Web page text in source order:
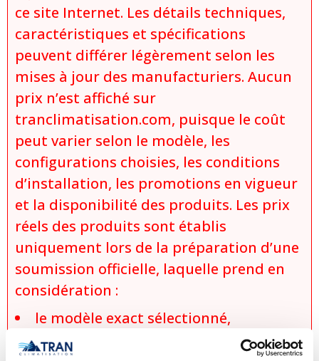
ce site Internet. Les détails techniques,
caractéristiques et spécifications
peuvent différer légèrement selon les
mises à jour des manufacturiers. Aucun
prix n’est affiché sur
tranclimatisation.com, puisque le coût
peut varier selon le modèle, les
configurations choisies, les conditions
d’installation, les promotions en vigueur
et la disponibilité des produits. Les prix
réels des produits sont établis
uniquement lors de la préparation d’une
soumission officielle, laquelle prend en
considération :
le modèle exact sélectionné,
les options et configurations choisies,